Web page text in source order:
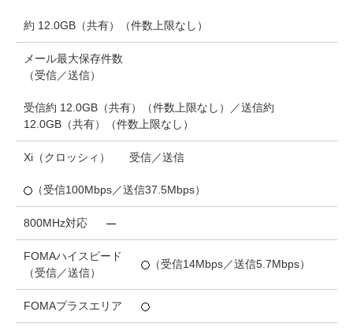
約 12.0GB（共有）（件数上限なし）
メール最大保存件数
（受信／送信）
受信約 12.0GB（共有）（件数上限なし）／送信約
12.0GB（共有）（件数上限なし）
Xi（クロッシィ） 受信／送信
（受信100Mbps／送信37.5Mbps）
800MHz対応
FOMAハイスピード
（受信／送信）
（受信14Mbps／送信5.7Mbps）
FOMAプラスエリア